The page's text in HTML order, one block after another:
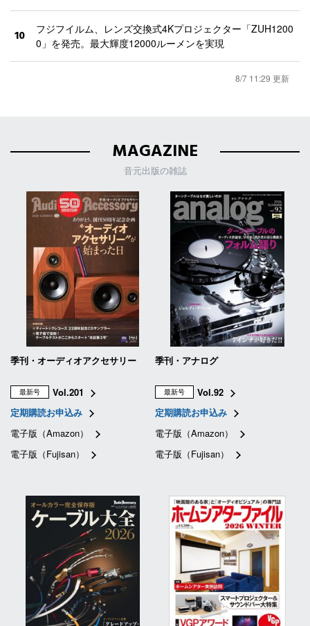
10
フジフイルム、レンズ交換式4Kプロジェクター「ZUH1200
0」を発売。最大輝度12000ルーメンを実現
8/7 11:29 更新
MAGAZINE
音元出版の雑誌
季刊・オーディオアクセサリー
最新号
Vol.201
定期購読お申込み
電子版（Amazon）
電子版（Fujisan）
季刊・アナログ
最新号
Vol.92
定期購読お申込み
電子版（Amazon）
電子版（Fujisan）